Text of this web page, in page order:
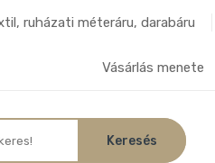
ruházati méteráru, darabáru
Vásárlás menete